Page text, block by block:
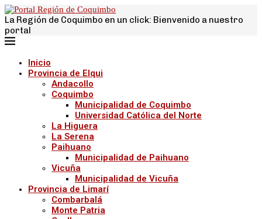
La Región de Coquimbo en un click: Bienvenido a nuestro
portal
Inicio
Provincia de Elqui
Andacollo
Coquimbo
Municipalidad de Coquimbo
Universidad Católica del Norte
La Higuera
La Serena
Paihuano
Municipalidad de Paihuano
Vicuña
Municipalidad de Vicuña
Provincia de Limarí
Combarbalá
Monte Patria